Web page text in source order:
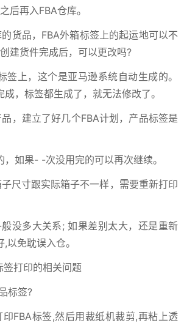
后再入FBA仓库。
货品，FBA外箱标签上的起运地可以不
建货件完成后，可以更改吗?
签上，这个是亚马逊系统自动生成的。
，标签都生成了，就无法修改了。
，建立了好几个FBA计划，产品标签是
如果- -次没用完的可以再次继续。
尺寸跟实际箱子不一样，需要重新打印
没多大关系; 如果差别太大，还是重新
以免耽误入仓。
签打印的相关问题
标签?
FBA标签,然后用裁纸机裁剪,再粘上透